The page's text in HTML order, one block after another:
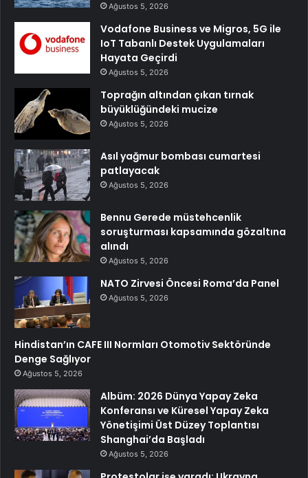
Ağustos 5, 2026
Vodafone Business ve Migros, 5G ile
IoT Tabanlı Destek Uygulamaları
Hayata Geçirdi
Ağustos 5, 2026
Toprağın altından çıkan tırnak
büyüklüğündeki mucize
Ağustos 5, 2026
Asıl yağmur bombası cumartesi
patlayacak
Ağustos 5, 2026
Bennu Gerede müstehcenlik
soruşturması kapsamında gözaltına
alındı
Ağustos 5, 2026
NATO Zirvesi Öncesi Roma’da Panel
Ağustos 5, 2026
Hindistan’ın CAFE III Normları Otomotiv Sektöründe
Denge Sağlıyor
Ağustos 5, 2026
Albüm: 2026 Dünya Yapay Zeka
Konferansı ve Küresel Yapay Zeka
Yönetişimi Üst Düzey Toplantısı
Shanghai’da Başladı
Ağustos 5, 2026